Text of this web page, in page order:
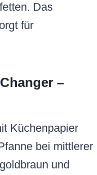
Das
für
–
Küchenpapier
bei mittlerer
und